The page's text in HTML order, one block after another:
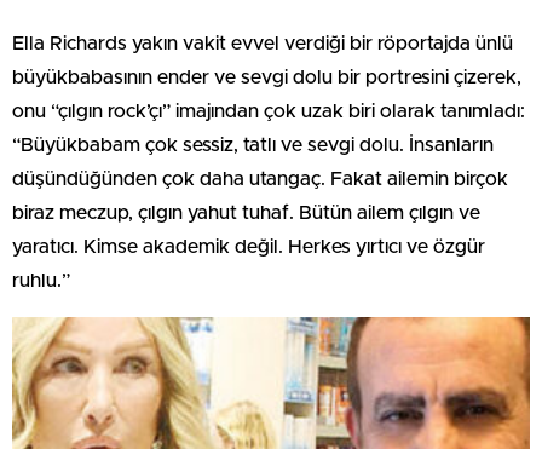
Ella Richards yakın vakit evvel verdiği bir röportajda ünlü
büyükbabasının ender ve sevgi dolu bir portresini çizerek,
onu “çılgın rock’çı” imajından çok uzak biri olarak tanımladı:
“Büyükbabam çok sessiz, tatlı ve sevgi dolu. İnsanların
düşündüğünden çok daha utangaç. Fakat ailemin birçok
biraz meczup, çılgın yahut tuhaf. Bütün ailem çılgın ve
yaratıcı. Kimse akademik değil. Herkes yırtıcı ve özgür
ruhlu.”